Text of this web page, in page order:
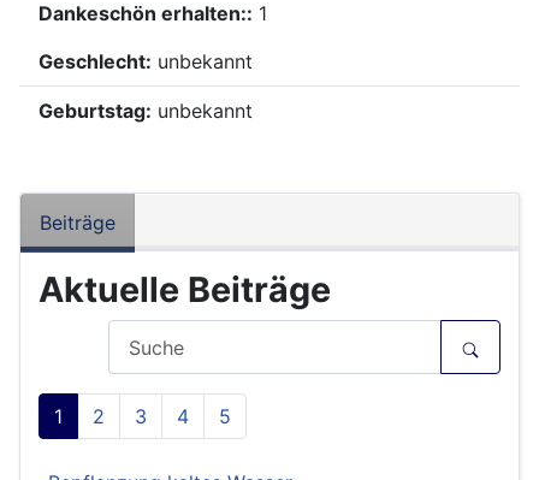
Dankeschön erhalten:: 1
Geschlecht: unbekannt
Geburtstag: unbekannt
Beiträge
Aktuelle Beiträge
1 2 3 4 5